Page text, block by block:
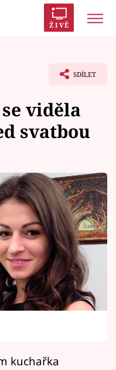
ŽIVĚ
Vary
SDÍLET
viděla
svatbou
kuchařka